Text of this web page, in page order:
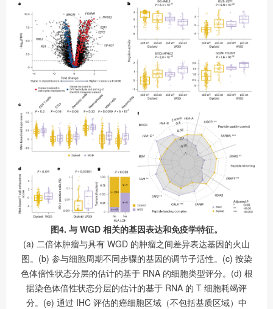
图4. 与 WGD 相关的基因表达和免疫学特征。
(a) 二倍体肿瘤与具有 WGD 的肿瘤之间差异表达基因的火山
图。(b) 参与细胞周期不同步骤的基因的调节子活性。(c) 按染
色体倍性状态分层的估计的基于 RNA 的细胞类型评分。(d) 根
据染色体倍性状态分层的估计的基于 RNA 的 T 细胞耗竭评
分。(e) 通过 IHC 评估的癌细胞区域（不包括基质区域）中